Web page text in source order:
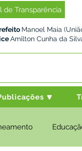
de Transparência
Manoel Maia
Amilton Cunha da
🔽